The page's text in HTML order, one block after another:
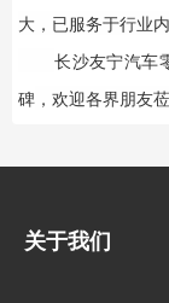
大，已服务于行业
长沙友宁汽车
碑 ，欢迎各界朋友
关于我们